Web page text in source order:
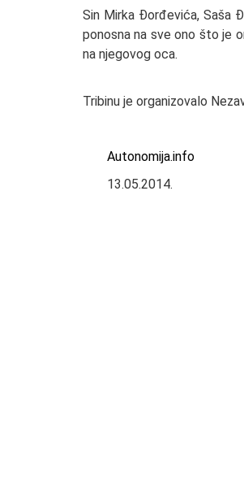
Sin Mirka Đorđevića, Saša
ponosna na sve ono što je
na njegovog oca.
Tribinu je organizovalo
Autonomija.info
13.05.2014.